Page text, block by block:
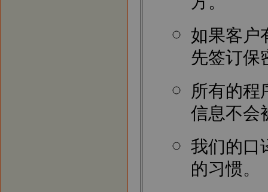
如果客户
先签订保
所有的程
信息不会
我们的口
的习惯。